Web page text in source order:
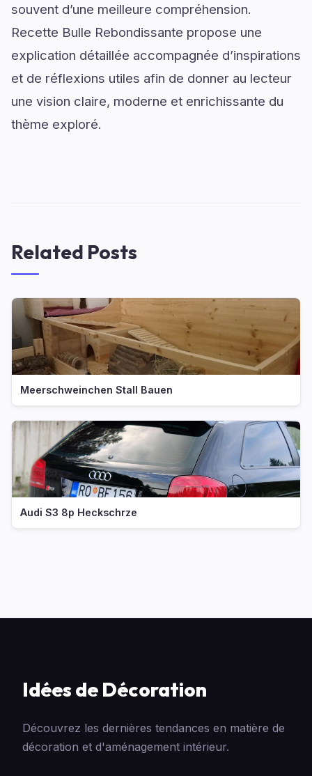
souvent d’une meilleure compréhension.
Recette Bulle Rebondissante propose une
explication détaillée accompagnée d’inspirations
et de réflexions utiles afin de donner au lecteur
une vision claire, moderne et enrichissante du
thème exploré.
Related Posts
Meerschweinchen Stall Bauen
Audi S3 8p Heckschrze
Idées de Décoration
Découvrez les dernières tendances en matière de
décoration et d'aménagement intérieur.